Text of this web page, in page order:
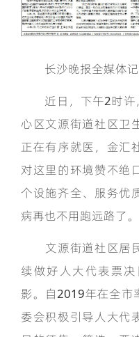
长沙晚报全媒体记
近日，下午2时许
心区文源街道社区卫
正在有序就医，金汇
对这里的环境赞不绝
个设施齐全、服务优
病再也不用跑远路了。
文源街道社区居民
续做好人大代表票
影。自2019年在全市
委会积极引导人大代